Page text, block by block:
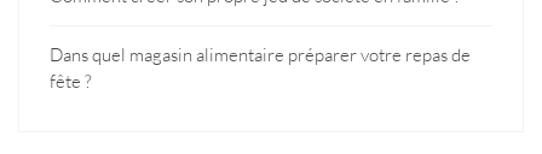
Dans quel magasin alimentaire préparer votre repas de
fête ?